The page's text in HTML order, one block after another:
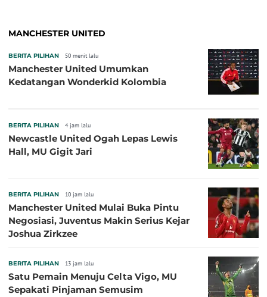
MANCHESTER UNITED
BERITA PILIHAN 50 menit lalu
Manchester United Umumkan
Kedatangan Wonderkid Kolombia
BERITA PILIHAN 4 jam lalu
Newcastle United Ogah Lepas Lewis
Hall, MU Gigit Jari
BERITA PILIHAN 10 jam lalu
Manchester United Mulai Buka Pintu
Negosiasi, Juventus Makin Serius Kejar
Joshua Zirkzee
BERITA PILIHAN 13 jam lalu
Satu Pemain Menuju Celta Vigo, MU
Sepakati Pinjaman Semusim